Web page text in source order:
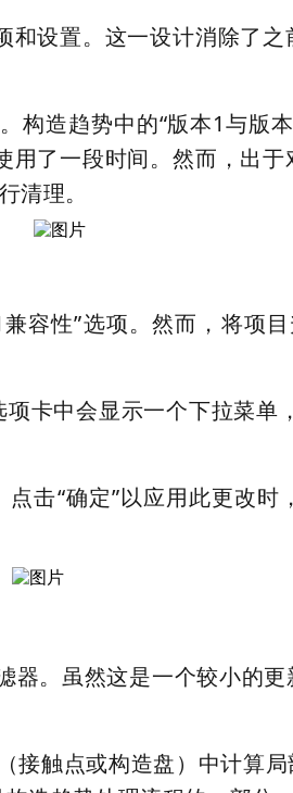
设置。这一设计消除了
造趋势中的“版本1与版
了一段时间。然而，出
清理。
容性”选项。然而，将项
中会显示一个下拉菜单
击“确定”以应用此更改
。虽然这是一个较小的
接触点或构造盘）中计算